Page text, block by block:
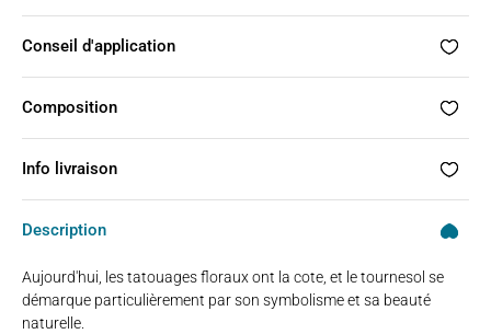
Conseil d'application
Composition
Info livraison
Description
Aujourd'hui, les tatouages floraux ont la cote, et le tournesol se
démarque particulièrement par son symbolisme et sa beauté
naturelle.